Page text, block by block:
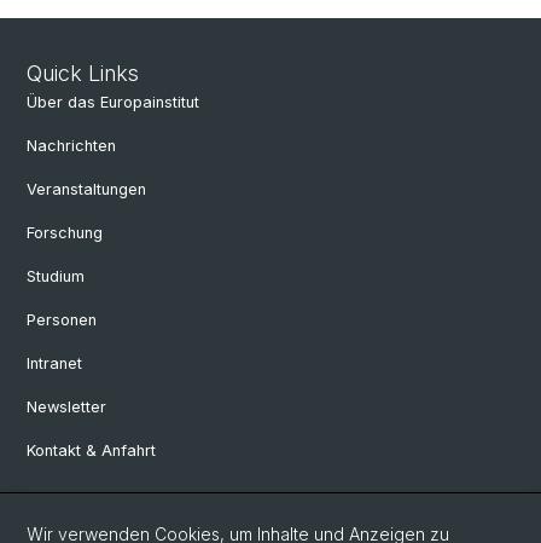
Quick Links
Über das Europainstitut
Nachrichten
Veranstaltungen
Forschung
Studium
Personen
Intranet
Newsletter
Kontakt & Anfahrt
Social Media
Wir verwenden Cookies, um Inhalte und Anzeigen zu